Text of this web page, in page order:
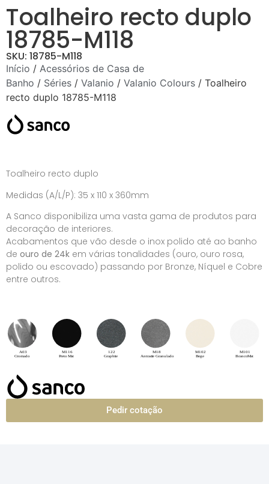
Toalheiro recto duplo
18785-M118
SKU: 18785-M118
Início / Acessórios de Casa de
Banho / Séries / Valanio / Valanio Colours / Toalheiro
recto duplo 18785-M118
Toalheiro recto duplo
Medidas (A/L/P): 35 x 110 x 360mm
A Sanco disponibiliza uma vasta gama de produtos para
decoração de interiores.
Acabamentos que vão desde o inox polido até ao banho
de ouro de 24k em várias tonalidades (ouro, ouro rosa,
polido ou escovado) passando por Bronze, Níquel e Cobre
entre outros.
Pedir cotação